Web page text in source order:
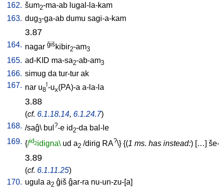
162. šum2-ma-ab lugal-la-kam
163. dug3-ga-ab dumu sagi-a-kam
3.87
164. nagar ĝiš kibir2-am3
165. ad-KID ma-sa2-ab-am3
166. simug da tur-tur ak
167. nar u8
!-ux(PA)-a a-la-la
3.88
(cf. 6.1.18.14, 6.1.24.7)
168. /saĝ\ bul ?-e id2-da bal-le
169. {/id2idigna\ ud a2 /dirig RA?\} {(1 ms. has instead:) […]
3.89
(cf. 6.1.11.25)
170. ugula a2 ĝiš ĝar-ra nu-un-zu-[a]